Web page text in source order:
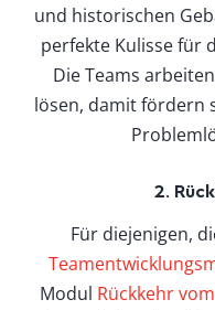
und historischen
perfekte Kulisse für
Die Teams
lösen, damit fördern
2.
Für diejenigen,
Modul Rückkehr